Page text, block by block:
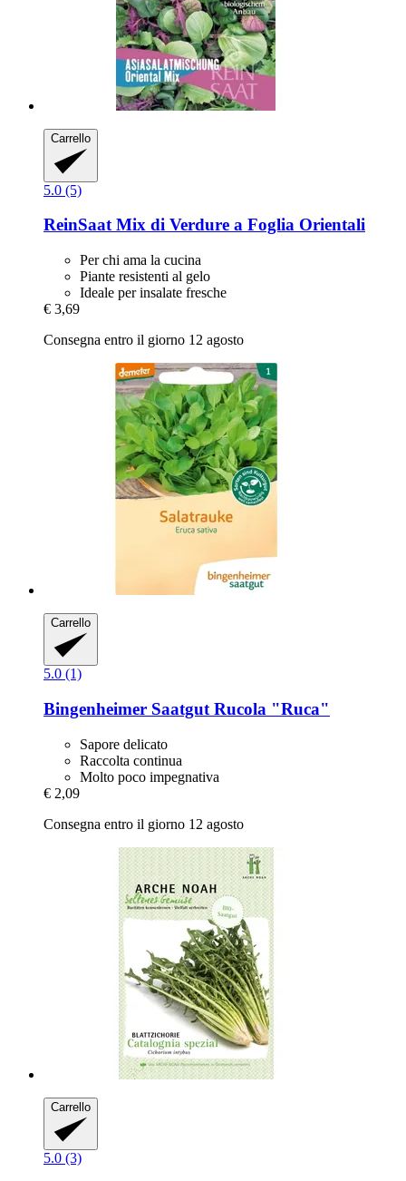
Carrello
5.0 (5)
ReinSaatMix di Verdure a Foglia Orientali
Per chi ama la cucina
Piante resistenti al gelo
Ideale per insalate fresche
€ 3,69
Consegna entro il giorno 12 agosto
Carrello
5.0 (1)
Bingenheimer Saatgut Rucola "Ruca"
Sapore delicato
Raccolta continua
Molto poco impegnativa
€ 2,09
Consegna entro il giorno 12 agosto
Carrello
5.0 (3)